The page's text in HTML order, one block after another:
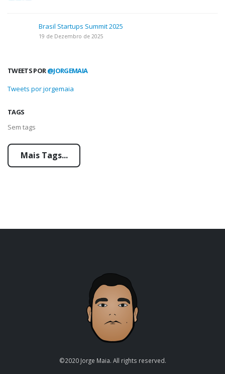
Brasil Startups Summit 2025
19 de Dezembro de 2025
TWEETS POR@JORGEMAIA
Tweets por jorgemaia
TAGS
Sem tags
Mais Tags...
©2020 Jorge Maia. All rights reserved.